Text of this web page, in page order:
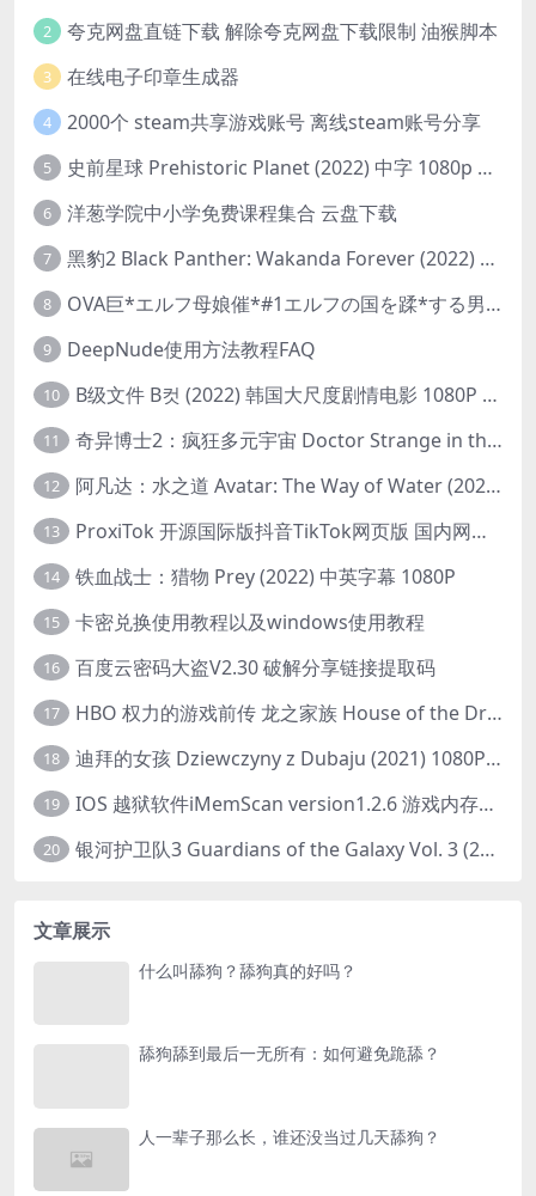
2 夸克网盘直链下载 解除夸克网盘下载限制 油猴脚本
3 在线电子印章生成器
4 2000个 steam共享游戏账号 离线steam账号分享
5 史前星球 Prehistoric Planet (2022) 中字 1080p 高清 阿里云盘 2022.5.27已更新全集
6 洋葱学院中小学免费课程集合 云盘下载
7 黑豹2 Black Panther: Wakanda Forever (2022) 高清版
8 OVA巨*エルフ母娘催*#1エルフの国を蹂*する男。汚された女王と姫
9 DeepNude使用方法教程FAQ
10 B级文件 B컷 (2022) 韩国大尺度剧情电影 1080P 中字
11 奇异博士2：疯狂多元宇宙 Doctor Strange in the Multiverse of Madness (2022) 高清版1080p
12 阿凡达：水之道 Avatar: The Way of Water (2022) 1080p 2k 4k 中文字幕
13 ProxiTok 开源国际版抖音TikTok网页版 国内网络直连
14 铁血战士：猎物 Prey (2022) 中英字幕 1080P
15 卡密兑换使用教程以及windows使用教程
16 百度云密码大盗V2.30 破解分享链接提取码
17 HBO 权力的游戏前传 龙之家族 House of the Dragon (2022) 中字 1080P 更新4集
18 迪拜的女孩 Dziewczyny z Dubaju (2021) 1080P 中字
19 IOS 越狱软件iMemScan version1.2.6 游戏内存修改器
20 银河护卫队3 Guardians of the Galaxy Vol. 3 (2023)4K高清资源1080p只分享精品
文章展示
什么叫舔狗？舔狗真的好吗？
舔狗舔到最后一无所有：如何避免跪舔？
人一辈子那么长，谁还没当过几天舔狗？